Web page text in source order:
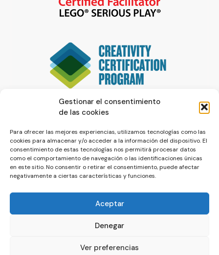
Gestionar el consentimiento
de las cookies
Para ofrecer las mejores experiencias, utilizamos tecnologías como las
cookies para almacenar y/o acceder a la información del dispositivo. El
consentimiento de estas tecnologías nos permitirá procesar datos
como el comportamiento de navegación o las identificaciones únicas
en este sitio. No consentir o retirar el consentimiento, puede afectar
negativamente a ciertas características y funciones.
Aceptar
Denegar
Ver preferencias
© La Servilleta - El Blog de Paco Prieto